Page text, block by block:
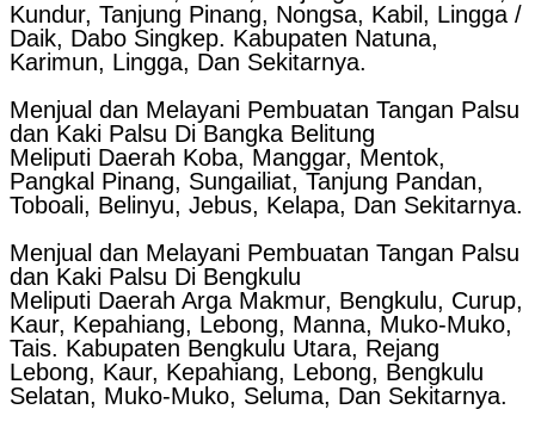
Kundur, Tanjung Pinang, Nongsa, Kabil, Lingga /
Daik, Dabo Singkep. Kabupaten Natuna,
Karimun, Lingga, Dan Sekitarnya.
Menjual dan Melayani Pembuatan Tangan Palsu
dan Kaki Palsu Di Bangka Belitung
Meliputi Daerah Koba, Manggar, Mentok,
Pangkal Pinang, Sungailiat, Tanjung Pandan,
Toboali, Belinyu, Jebus, Kelapa, Dan Sekitarnya.
Menjual dan Melayani Pembuatan Tangan Palsu
dan Kaki Palsu Di Bengkulu
Meliputi Daerah Arga Makmur, Bengkulu, Curup,
Kaur, Kepahiang, Lebong, Manna, Muko-Muko,
Tais. Kabupaten Bengkulu Utara, Rejang
Lebong, Kaur, Kepahiang, Lebong, Bengkulu
Selatan, Muko-Muko, Seluma, Dan Sekitarnya.